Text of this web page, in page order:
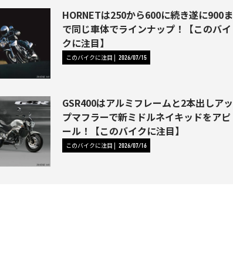
HORNETは250から600に続き遂に900ま
で同じ車体でラインナップ！【このバイ
クに注目】
このバイクに注目 2026/07/15
GSR400はアルミフレームと2本出しアッ
プマフラーで新ミドルネイキッドをアピ
ール！【このバイクに注目】
このバイクに注目 2026/07/16